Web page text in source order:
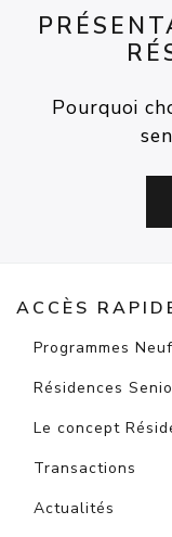
Pourquoi
ACCÈS
Programmes
Résidences
Le concept
Transactions
Actualités